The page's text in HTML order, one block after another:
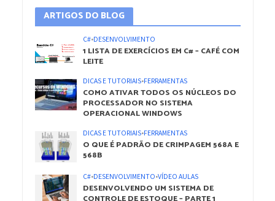
ARTIGOS DO BLOG
C#•DESENVOLVIMENTO
1 LISTA DE EXERCÍCIOS EM C# – CAFÉ COM
LEITE
DICAS E TUTORIAIS•FERRAMENTAS
COMO ATIVAR TODOS OS NÚCLEOS DO
PROCESSADOR NO SISTEMA
OPERACIONAL WINDOWS
DICAS E TUTORIAIS•FERRAMENTAS
O QUE É PADRÃO DE CRIMPAGEM 568A E
568B
C#•DESENVOLVIMENTO•VÍDEO AULAS
DESENVOLVENDO UM SISTEMA DE